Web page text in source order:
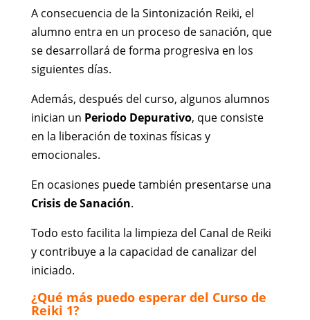
A consecuencia de la Sintonización Reiki, el
alumno entra en un proceso de sanación, que
se desarrollará de forma progresiva en los
siguientes días.
Además, después del curso, algunos alumnos
inician un Periodo Depurativo, que consiste
en la liberación de toxinas físicas y
emocionales.
En ocasiones puede también presentarse una
Crisis de Sanación.
Todo esto facilita la limpieza del Canal de Reiki
y contribuye a la capacidad de canalizar del
iniciado.
¿Qué más puedo esperar del Curso de
Reiki 1?